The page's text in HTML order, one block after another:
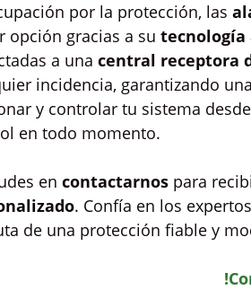
por la protección, las
opción gracias a su tecnología
a una central receptora
incidencia, garantizando
y controlar tu sistema
en todo momento.
en contactarnos para
. Confía en los
de una protección fiable y